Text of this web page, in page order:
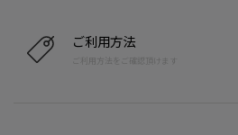
ご利用方法
ご利用方法をご確認頂けます